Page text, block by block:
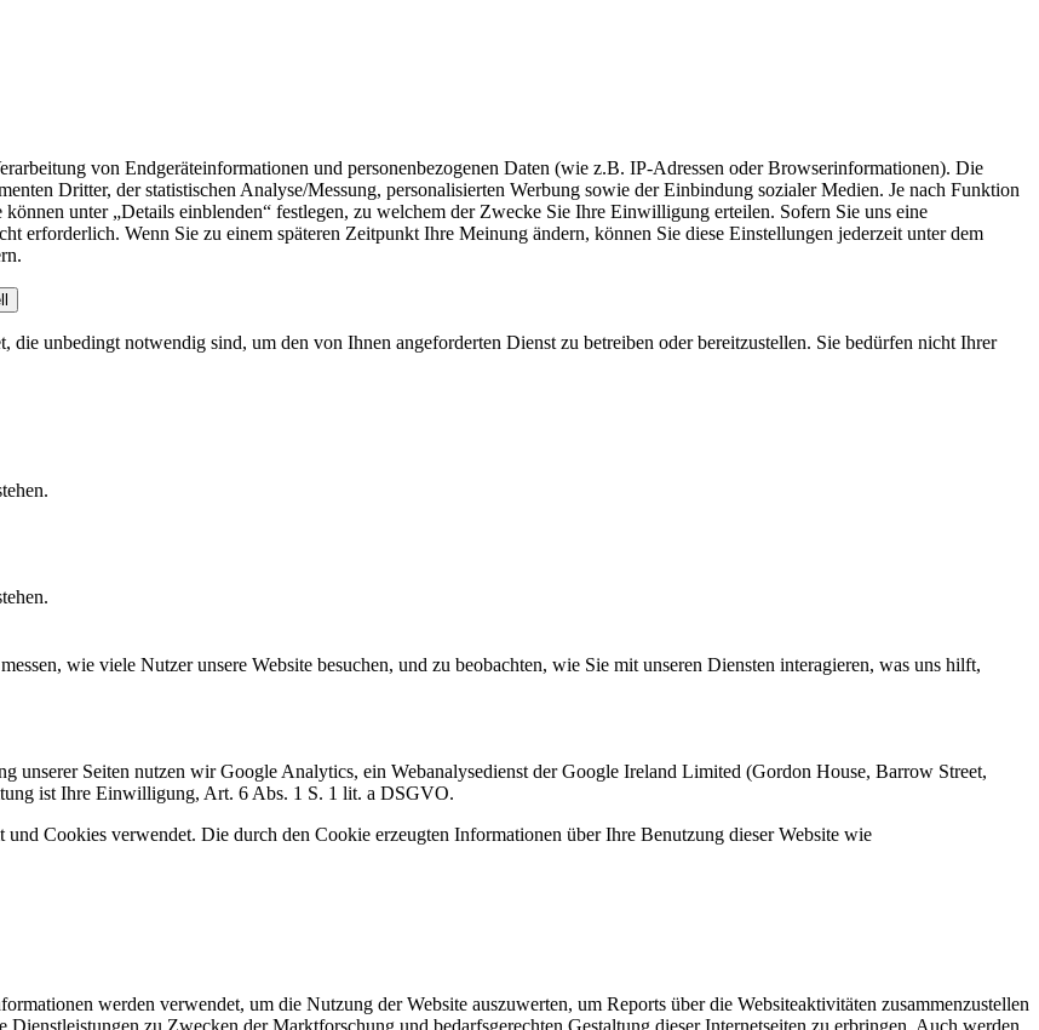
von Endgeräteinformationen und personenbezogenen Daten (wie z.B. IP-Adressen oder Browserinformationen). Die
Dritter, der statistischen Analyse/Messung, personalisierten Werbung sowie der Einbindung sozialer Medien. Je nach Funktion
unter „Details einblenden“ festlegen, zu welchem der Zwecke Sie Ihre Einwilligung erteilen. Sofern Sie uns eine
Wenn Sie zu einem späteren Zeitpunkt Ihre Meinung ändern, können Sie diese Einstellungen jederzeit unter dem
unbedingt notwendig sind, um den von Ihnen angeforderten Dienst zu betreiben oder bereitzustellen. Sie bedürfen nicht Ihrer
wie viele Nutzer unsere Website besuchen, und zu beobachten, wie Sie mit unseren Diensten interagieren, was uns hilft,
unserer Seiten nutzen wir Google Analytics, ein Webanalysedienst der Google Ireland Limited (Gordon House, Barrow Street,
ist Ihre Einwilligung, Art. 6 Abs. 1 S. 1 lit. a DSGVO.
Cookies verwendet. Die durch den Cookie erzeugten Informationen über Ihre Benutzung dieser Website wie
werden verwendet, um die Nutzung der Website auszuwerten, um Reports über die Websiteaktivitäten zusammenzustellen
zu Zwecken der Marktforschung und bedarfsgerechten Gestaltung dieser Internetseiten zu erbringen. Auch werden